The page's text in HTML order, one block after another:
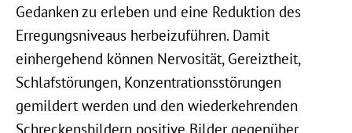
Gedanken zu erleben und eine Reduktion des
Erregungsniveaus herbeizuführen. Damit
einhergehend können Nervosität, Gereiztheit,
Schlafstörungen, Konzentrationsstörungen
gemildert werden und den wiederkehrenden
Schreckensbildern positive Bilder gegenüber